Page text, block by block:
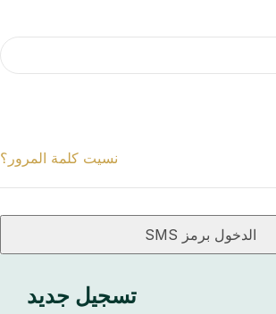
نسيت كلمة المرور؟
الدخول برمز SMS
تسجيل جديد